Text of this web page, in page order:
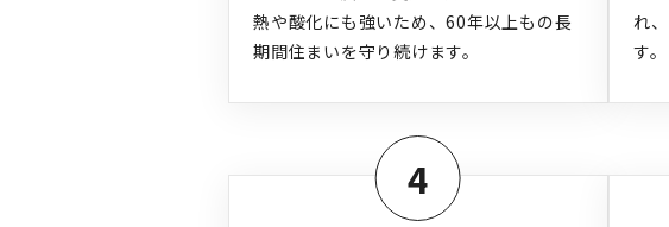
熱や酸化にも強いため、60年以上もの長
期間住まいを守り続けます。
れ
す。
4